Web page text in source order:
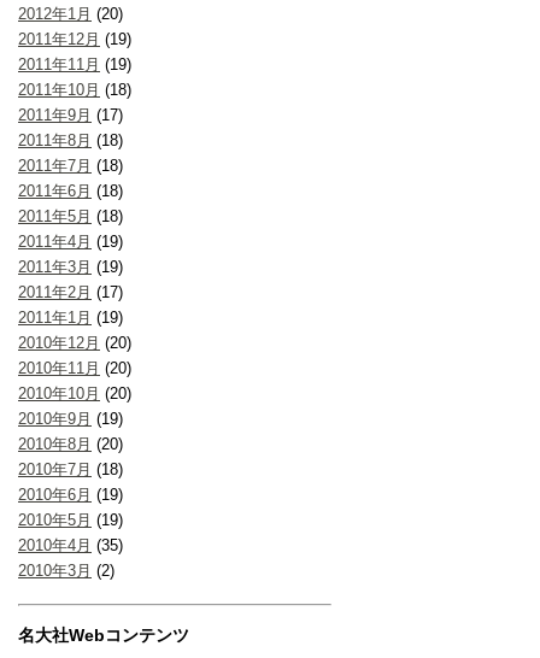
2012年1月 (20)
2011年12月 (19)
2011年11月 (19)
2011年10月 (18)
2011年9月 (17)
2011年8月 (18)
2011年7月 (18)
2011年6月 (18)
2011年5月 (18)
2011年4月 (19)
2011年3月 (19)
2011年2月 (17)
2011年1月 (19)
2010年12月 (20)
2010年11月 (20)
2010年10月 (20)
2010年9月 (19)
2010年8月 (20)
2010年7月 (18)
2010年6月 (19)
2010年5月 (19)
2010年4月 (35)
2010年3月 (2)
名大社Webコンテンツ